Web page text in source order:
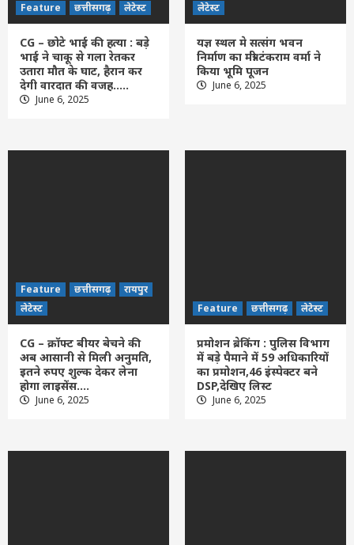
Feature छत्तीसगढ़ लेटेस्ट
CG – छोटे भाई की हत्या : बड़े
भाई ने चाकू से गला रेतकर
उतारा मौत के घाट, हैरान कर
देगी वारदात की वजह…..
June 6, 2025
लेटेस्ट
यज्ञ स्थल मे सत्संग भवन
निर्माण का मंत्री टंकराम वर्मा ने
किया भूमि पूजन
June 6, 2025
Feature छत्तीसगढ़
रायपुर
लेटेस्ट
CG – क्रॉफ्ट बीयर बेचने की
अब आसानी से मिली अनुमति,
इतने रुपए शुल्क देकर लेना
होगा लाइसेंस….
June 6, 2025
Feature छत्तीसगढ़ लेटेस्ट
प्रमोशन ब्रेकिंग : पुलिस विभाग
में बड़े पैमाने में 59 अधिकारियों
का प्रमोशन,46 इंस्पेक्टर बने
DSP,देखिए लिस्ट
June 6, 2025